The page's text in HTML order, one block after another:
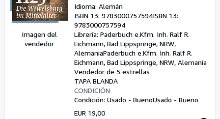
Imagen del
vendedor
13)
Idioma: Alemán
ISBN 13: 9783000757594ISBN 13:
9783000757594
Librería: Paderbuch e.Kfm. Inh. Ralf R.
Eichmann, Bad Lippspringe, NRW,
AlemaniaPaderbuch e.Kfm. Inh. Ralf R.
Eichmann, Bad Lippspringe, NRW, Alemania
Vendedor de 5 estrellas
TAPA BLANDA
CONDICIÓN
Condición: Usado - BuenoUsado - Bueno
EUR 19,00